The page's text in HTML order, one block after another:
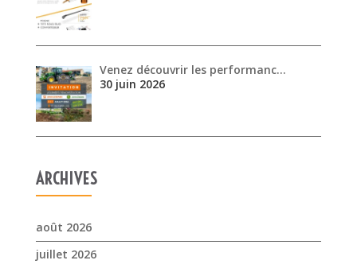
ARCHIVES
août 2026
juillet 2026
mai 2026
mars 2026
février 2026